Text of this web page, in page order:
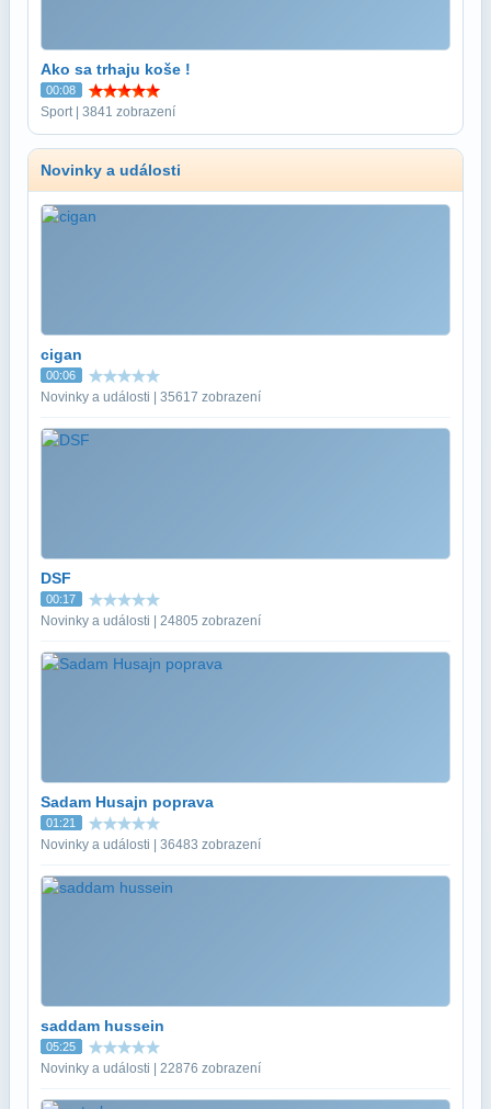
Ako sa trhaju koše !
00:08
Sport | 3841 zobrazení
Novinky a události
cigan
00:06
Novinky a události | 35617 zobrazení
DSF
00:17
Novinky a události | 24805 zobrazení
Sadam Husajn poprava
01:21
Novinky a události | 36483 zobrazení
saddam hussein
05:25
Novinky a události | 22876 zobrazení